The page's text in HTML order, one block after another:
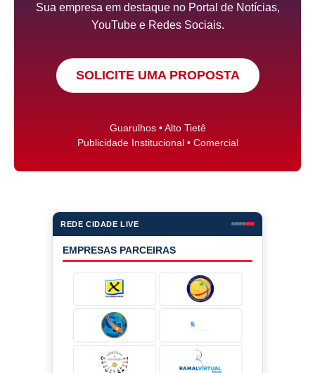
Sua empresa em destaque no Portal de Notícias,
YouTube e Redes Sociais.
SOLICITE UMA PROPOSTA
Guarulhos • Alto Tietê
Publicidade Institucional • Comercial
REDE CIDADE LIVE
EMPRESAS PARCEIRAS